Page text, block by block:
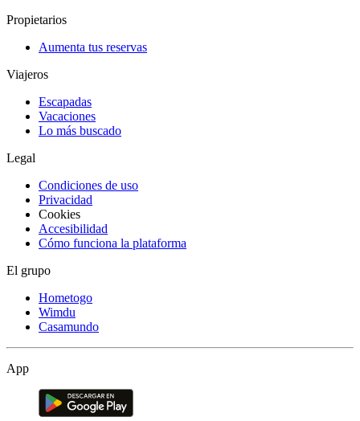
Propietarios
Aumenta tus reservas
Viajeros
Escapadas
Vacaciones
Lo más buscado
Legal
Condiciones de uso
Privacidad
Cookies
Accesibilidad
Cómo funciona la plataforma
El grupo
Hometogo
Wimdu
Casamundo
App